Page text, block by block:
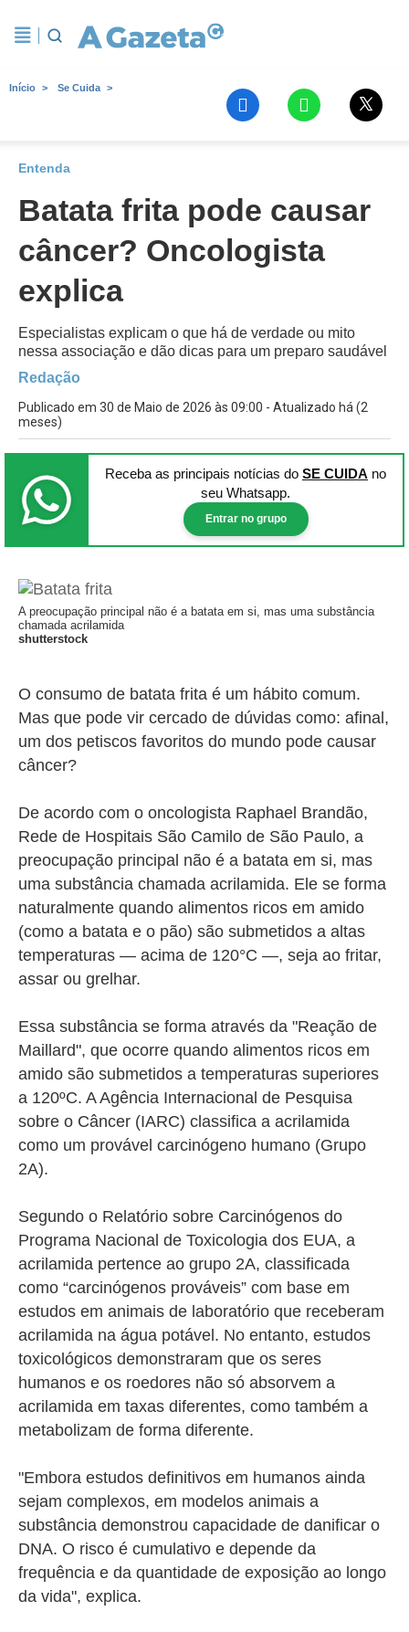
Início Se Cuida
Entenda
Batata frita pode causar
câncer? Oncologista
explica
Especialistas explicam o que há de verdade ou mito
nessa associação e dão dicas para um preparo saudável
Redação
Publicado em 30 de Maio de 2026 às 09:00 - Atualizado há (2
meses)
Receba as principais notícias do SE CUIDA no
seu Whatsapp.
Entrar no grupo
A preocupação principal não é a batata em si, mas uma substância
chamada acrilamida
shutterstock
O consumo de batata frita é um hábito comum.
Mas que pode vir cercado de dúvidas como: afinal,
um dos petiscos favoritos do mundo pode causar
câncer?
De acordo com o oncologista Raphael Brandão,
Rede de Hospitais São Camilo de São Paulo, a
preocupação principal não é a batata em si, mas
uma substância chamada acrilamida. Ele se forma
naturalmente quando alimentos ricos em amido
(como a batata e o pão) são submetidos a altas
temperaturas — acima de 120°C —, seja ao fritar,
assar ou grelhar.
Essa substância se forma através da "Reação de
Maillard", que ocorre quando alimentos ricos em
amido são submetidos a temperaturas superiores
a 120ºC. A Agência Internacional de Pesquisa
sobre o Câncer (IARC) classifica a acrilamida
como um provável carcinógeno humano (Grupo
2A).
Segundo o Relatório sobre Carcinógenos do
Programa Nacional de Toxicologia dos EUA, a
acrilamida pertence ao grupo 2A, classificada
como “carcinógenos prováveis” com base em
estudos em animais de laboratório que receberam
acrilamida na água potável. No entanto, estudos
toxicológicos demonstraram que os seres
humanos e os roedores não só absorvem a
acrilamida em taxas diferentes, como também a
metabolizam de forma diferente.
"Embora estudos definitivos em humanos ainda
sejam complexos, em modelos animais a
substância demonstrou capacidade de danificar o
DNA. O risco é cumulativo e depende da
frequência e da quantidade de exposição ao longo
da vida", explica.